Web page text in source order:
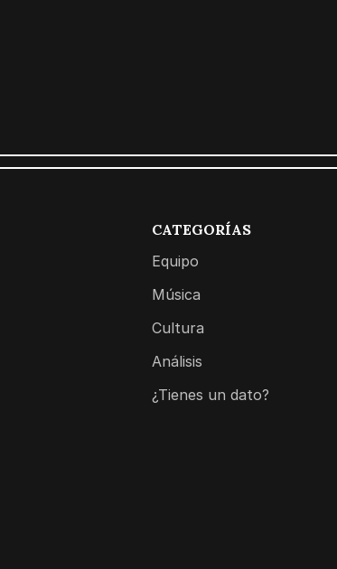
CATEGORÍAS
Equipo
Música
Cultura
Análisis
¿Tienes un dato?